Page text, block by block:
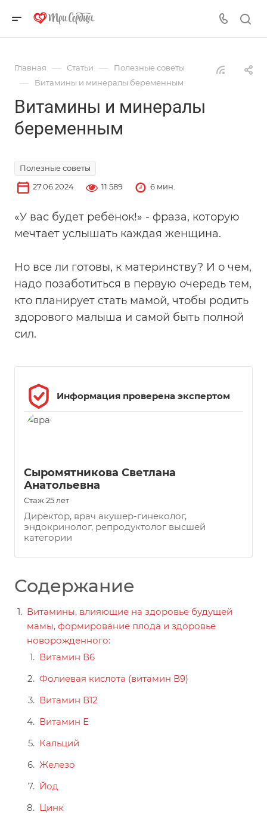
Главная — Статьи — Полезные советы
— Витамины и минералы беременным
Витамины и минералы
беременным
Полезные советы
27.06.2024
11 589 6 мин.
«У вас будет ребёнок!» - фраза, которую
мечтает услышать каждая женщина.
Но все ли готовы, к материнству? И о чем,
надо позаботиться в первую очередь тем,
кто планирует стать мамой, чтобы родить
здорового малыша и самой быть полной
сил.
Информация проверена экспертом
Сыромятникова Светлана
Анатольевна
Стаж 25 лет
Директор, врач акушер-гинеколог,
эндокринолог, репродуктолог высшей
категории
Содержание
Витамины, влияющие на здоровье будущей
мамы, формирование плода и здоровье
новорожденного:
Витамин В6
Фолиевая кислота (витамин В9)
Витамин В12
Витамин Е
Кальций
Железо
Йод
Цинк